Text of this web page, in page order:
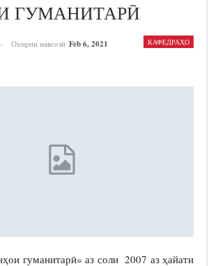
ГУМАНИТАРӢ
КАФЕДРАҲО
Охирин навсозӣ Feb 6, 2021
гуманитарӣ» аз соли 2007 аз ҳайати